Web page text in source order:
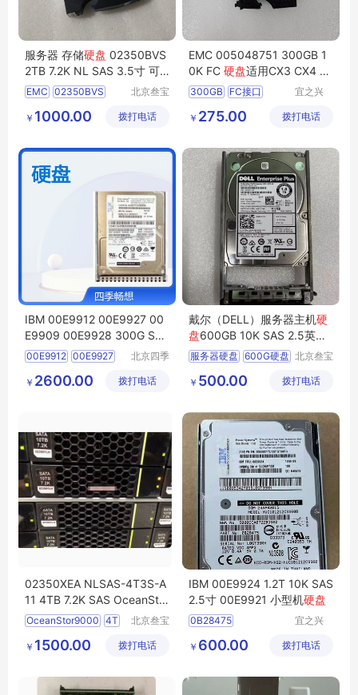
服务器 存储硬盘 02350BVS
2TB 7.2K NL SAS 3.5寸 可
出硬盘测试报告EMC
EMC 02350BVS
北京叁宝
公司
￥ 1000.00 拨打电话
EMC 005048751 300GB 1
0K FC 硬盘适用CX3 CX4 拆
机
300GB
FC接口
CX3CX4硬盘
宜之兴
科技有限
￥ 275.00 拨打电话
IBM 00E9912 00E9927 00
E9909 00E9928 300G S82
4 S824L P8小型机
硬盘
00E9912 00E9927
P8小型机硬盘
北京四季
有限公司
￥ 2600.00 拨打电话
戴尔（DELL）服务器主机硬
盘600GB 10K SAS 2.5英寸
企业级 希捷
服务器硬盘 600G硬盘 北京叁宝
公司
￥ 500.00 拨打电话
02350XEA NLSAS-4T3S-A
11 4TB 7.2K SAS OceanStor
9000硬盘
OceanStor9000 4T
北京叁宝
公司
￥ 1500.00 拨打电话
IBM 00E9924 1.2T 10K SAS
2.5寸 00E9921 小型机硬盘
0B28475
IBM硬盘
宜之兴
科技有限
￥ 600.00 拨打电话